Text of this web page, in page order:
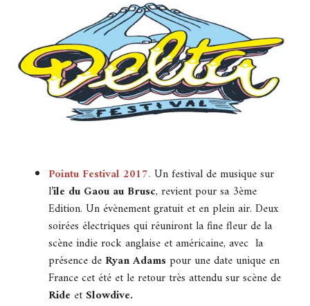
Pointu Festival 2017. Un festival de musique sur
l’ile du Gaou au Brusc, revient pour sa 3ème
Edition. Un évènement gratuit et en plein air. Deux
soirées électriques qui réuniront la fine fleur de la
scène indie rock anglaise et américaine, avec la
présence de Ryan Adamspour une date unique en
France cet été et le retour très attendu sur scène de
Ride et Slowdive.